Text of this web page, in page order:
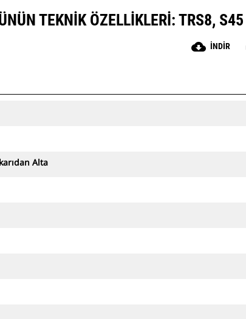
TEKNIK ÖZELLIKLERI: TRS8,
cloud_download İNDIR
Alta